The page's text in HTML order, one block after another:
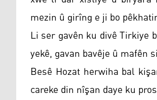
mezin û girîng e ji bo
Li ser gavên ku divê Tirkiye
yekê, gavan bavêje û mafên
Besê Hozat herwiha bal
careke din nîşan daye ku